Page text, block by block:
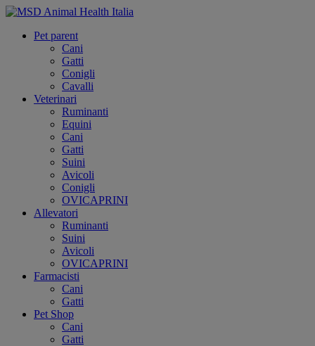
Pet parent
Cani
Gatti
Conigli
Cavalli
Veterinari
Ruminanti
Equini
Cani
Gatti
Suini
Avicoli
Conigli
OVICAPRINI
Allevatori
Ruminanti
Suini
Avicoli
OVICAPRINI
Farmacisti
Cani
Gatti
Pet Shop
Cani
Gatti